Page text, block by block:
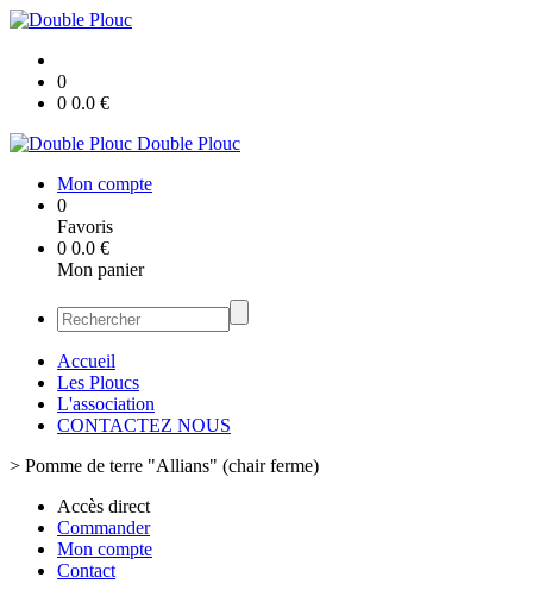
0
0 0.0 €
Double Plouc
Mon compte
0
Favoris
0 0.0 €
Mon panier
Accueil
Les Ploucs
L'association
CONTACTEZ NOUS
> Pomme de terre "Allians" (chair ferme)
Accès direct
Commander
Mon compte
Contact